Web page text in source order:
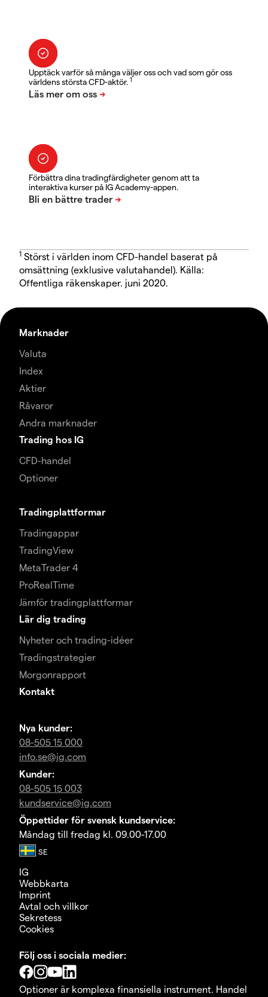
Upptäck varför så många väljer oss och vad som gör oss
världens största CFD-aktör. 1
Förbättra dina tradingfärdigheter genom att ta
interaktiva kurser på IG Academy-appen.
1 Störst i världen inom CFD-handel baserat på
omsättning (exklusive valutahandel). Källa:
Offentliga räkenskaper. juni 2020.
Marknader
Valuta
Index
Aktier
Råvaror
Andra marknader
Trading hos IG
CFD-handel
Optioner
Tradingplattformar
Tradingappar
TradingView
MetaTrader 4
ProRealTime
Jämför tradingplattformar
Lär dig trading
Nyheter och trading-idéer
Tradingstrategier
Morgonrapport
Kontakt
Nya kunder:
08-505 15 000
info.se@ig.com
Kunder:
08-505 15 003
kundservice@ig.com
Öppettider för svensk kundservice:
Måndag till fredag kl. 09.00-17.00
IG
Webbkarta
Imprint
Avtal och villkor
Sekretess
Cookies
Följ oss i sociala medier:
Optioner är komplexa finansiella instrument. Handel